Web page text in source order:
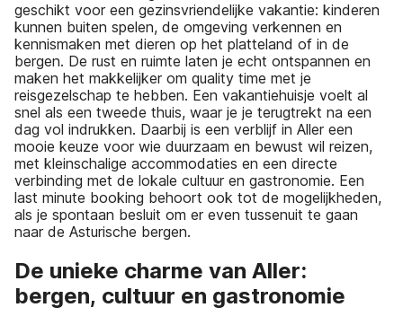
geschikt voor een gezinsvriendelijke vakantie: kinderen
kunnen buiten spelen, de omgeving verkennen en
kennismaken met dieren op het platteland of in de
bergen. De rust en ruimte laten je echt ontspannen en
maken het makkelijker om quality time met je
reisgezelschap te hebben. Een vakantiehuisje voelt al
snel als een tweede thuis, waar je je terugtrekt na een
dag vol indrukken. Daarbij is een verblijf in Aller een
mooie keuze voor wie duurzaam en bewust wil reizen,
met kleinschalige accommodaties en een directe
verbinding met de lokale cultuur en gastronomie. Een
last minute booking behoort ook tot de mogelijkheden,
als je spontaan besluit om er even tussenuit te gaan
naar de Asturische bergen.
De unieke charme van Aller:
bergen, cultuur en gastronomie